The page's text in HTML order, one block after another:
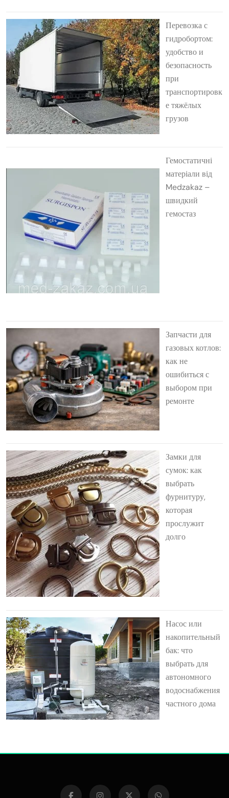
Перевозка с
гидробортом:
удобство и
безопасность
при
транспортировк
е тяжёлых
грузов
Гемостатичні
матеріали від
Medzakaz –
швидкий
гемостаз
Запчасти для
газовых котлов:
как не
ошибиться с
выбором при
ремонте
Замки для
сумок: как
выбрать
фурнитуру,
которая
прослужит
долго
Насос или
накопительный
бак: что
выбрать для
автономного
водоснабжения
частного дома